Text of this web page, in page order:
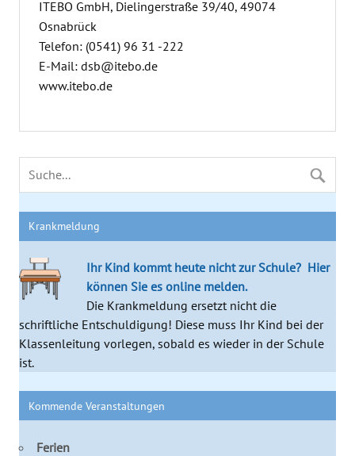
ITEBO GmbH, Dielingerstraße 39/40, 49074
Osnabrück
Telefon: (0541) 96 31 -222
E-Mail: dsb@itebo.de
www.itebo.de
Krankmeldung
Ihr Kind kommt heute nicht zur Schule? Hier
können Sie es online melden.
Die Krankmeldung ersetzt nicht die
schriftliche Entschuldigung! Diese muss Ihr Kind bei der
Klassenleitung vorlegen, sobald es wieder in der Schule
ist.
Kommende Veranstaltungen
Ferien